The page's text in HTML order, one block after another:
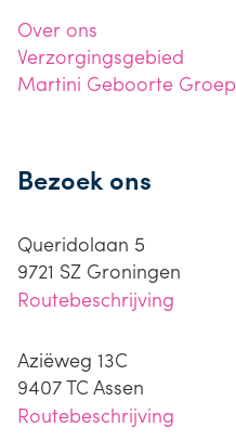
Over ons
Verzorgingsgebied
Martini Geboorte Groep
Bezoek ons
Queridolaan 5
9721 SZ Groningen
Routebeschrijving
Aziëweg 13C
9407 TC Assen
Routebeschrijving